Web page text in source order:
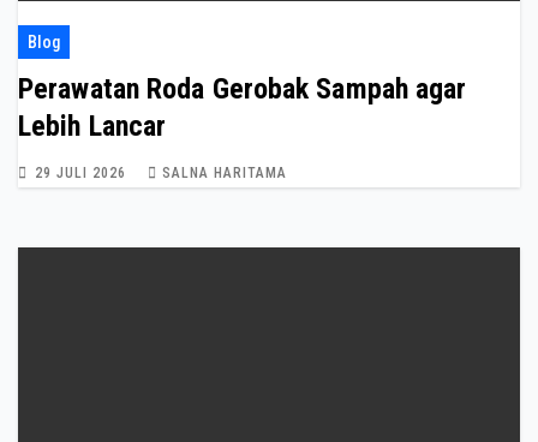
Blog
Perawatan Roda Gerobak Sampah agar
Lebih Lancar
29 JULI 2026 SALNA HARITAMA